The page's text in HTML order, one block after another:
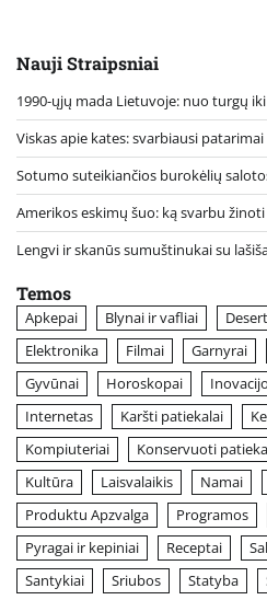
Nauji Straipsniai
1990-ųjų mada Lietuvoje: nuo turgų
Viskas apie kates: svarbiausi
Sotumo suteikiančios burokėlių
Amerikos eskimų šuo: ką svarbu žinoti
Lengvi ir skanūs sumuštinukai su
Temos
Apkepai Blynai ir vafliai
Elektronika
Filmai Garnyrai
Gyvūnai
Horoskopai
Internetas
Karšti patiekalai
Kompiuteriai
Konservuoti
Kultūra
Laisvalaikis Namai
Produktu Apzvalga
Programos
Pyragai ir kepiniai
Receptai
Santykiai
Sriubos Statyba